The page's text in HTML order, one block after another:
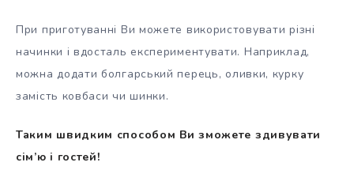
При приготуванні Ви можете використовувати різні
начинки і вдосталь експериментувати. Наприклад,
можна додати болгарський перець, оливки, курку
замість ковбаси чи шинки.
Таким швидким способом Ви зможете здивувати
сім’ю і гостей!